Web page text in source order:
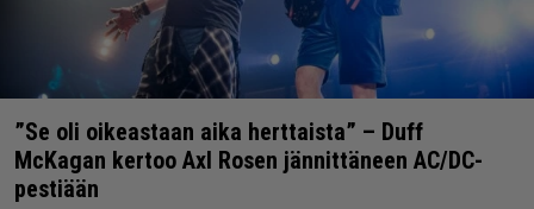
”Se oli oikeastaan aika herttaista” – Duff
McKagan kertoo Axl Rosen jännittäneen AC/DC-
pestiään